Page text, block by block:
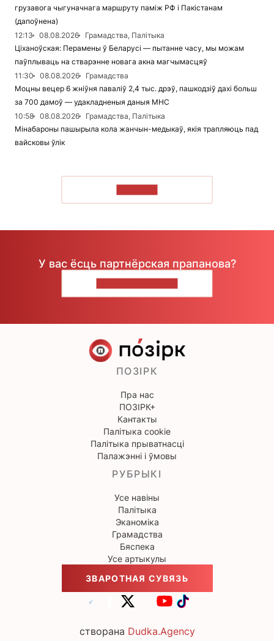
грузавога чыгуначнага маршруту паміж РФ і Пакістанам
(дапоўнена)
12:13
08.08.2026
Грамадства, Палітыка
Ціханоўская: Перамены ў Беларусі — пытанне часу, мы можам
паўплываць на стварэнне новага акна магчымасцяў
11:30
08.08.2026
Грамадства
Моцны вецер 6 жніўня паваліў 2,4 тыс. дрэў, пашкодзіў дахі больш
за 700 дамоў — удакладненыя даныя МНС
10:58
08.08.2026
Грамадства, Палітыка
Мінабароны пашырыла кола жанчын-медыкаў, якія трапляюць пад
вайсковы ўлік
У вас ёсць партнёрская прапанова?
ПОЗІРК
Пра нас
ПОЗІРК+
Кантакты
Палітыка cookie
Палітыка прыватнасці
Палажэнні і ўмовы
РУБРЫКІ
Усе навіны
Палітыка
Эканоміка
Грамадства
Бяспека
Усе артыкулы
ЗВАРОТНАЯ СУВЯЗЬ
створана Dudka.Agency